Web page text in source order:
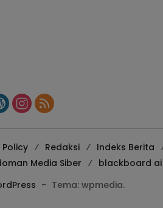
Policy Redaksi Indeks Berita
Media Siber
blackboard
- Tema: wpmedia.